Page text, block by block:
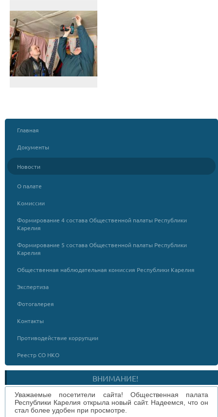
Главная
Документы
Новости
О палате
Комиссии
Формирование 4 состава Общественной палаты Республики
Карелия
Формирование 5 состава Общественной палаты Республики
Карелия
Общественная наблюдательная комиссия Республики Карелия
Экспертиза
Фотогалерея
Контакты
Противодействие коррупции
Реестр СО НКО
ВНИМАНИЕ!
Уважаемые посетители сайта! Общественная палата
Республики Карелия открыла новый сайт. Надеемся, что он
стал более удобен при просмотре.